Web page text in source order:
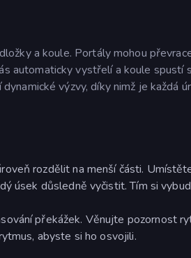
a koule. Portály mohou
automaticky vystřelí a koule spustí
výzvy, díky nimž je každá
rozdělit na menší části.
úsek důsledně vyčistit. Tím si
překážek. Věnujte pozornost
abyste si ho osvojili.